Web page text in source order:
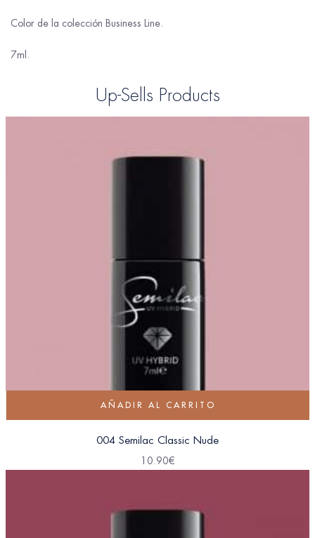
Color de la colección Business Line.
7ml.
Up-Sells Products
AÑADIR AL CARRITO
004 Semilac Classic Nude
10.90€